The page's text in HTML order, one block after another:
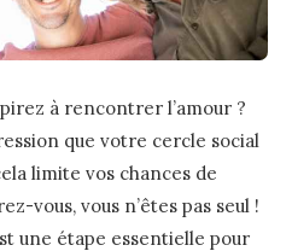
à rencontrer l’amour ?
que votre cercle social
limite vos chances de
vous, vous n’êtes pas seul !
une étape essentielle pour